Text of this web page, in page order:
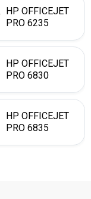
HP OFFICEJET
PRO 6235
HP OFFICEJET
PRO 6830
HP OFFICEJET
PRO 6835